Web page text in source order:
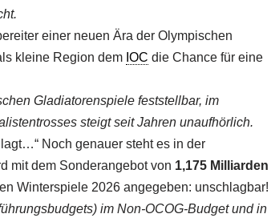
einer neuen Ära der Olympischen
kleine Region dem IOC die Chance für eine
Gladiatorenspiele feststellbar, im
steigt seit Jahren unaufhörlich.
Noch genauer steht es in der
mit dem Sonderangebot von 1,175 Milliarden
Winterspiele 2026 angegeben: unschlagbar!
im Non-OCOG-Budget und in